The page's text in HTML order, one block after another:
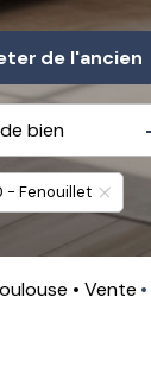
de l'ancien
De l'ancien
l'immo pro
bien
- Fenouillet
Vente